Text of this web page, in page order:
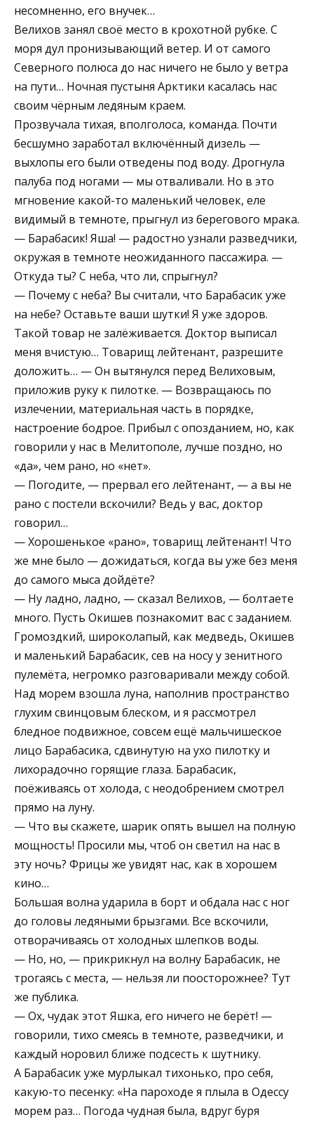
несомненно, его внучек…
Велихов занял своё место в крохотной рубке. С
моря дул пронизывающий ветер. И от самого
Северного полюса до нас ничего не было у ветра
на пути… Ночная пустыня Арктики касалась нас
своим чёрным ледяным краем.
Прозвучала тихая, вполголоса, команда. Почти
бесшумно заработал включённый дизель —
выхлопы его были отведены под воду. Дрогнула
палуба под ногами — мы отваливали. Но в это
мгновение какой-то маленький человек, еле
видимый в темноте, прыгнул из берегового мрака.
— Барабасик! Яша! — радостно узнали разведчики,
окружая в темноте неожиданного пассажира. —
Откуда ты? С неба, что ли, спрыгнул?
— Почему с неба? Вы считали, что Барабасик уже
на небе? Оставьте ваши шутки! Я уже здоров.
Такой товар не залёживается. Доктор выписал
меня вчистую… Товарищ лейтенант, разрешите
доложить… — Он вытянулся перед Велиховым,
приложив руку к пилотке. — Возвращаюсь по
излечении, материальная часть в порядке,
настроение бодрое. Прибыл с опозданием, но, как
говорили у нас в Мелитополе, лучше поздно, но
«да», чем рано, но «нет».
— Погодите, — прервал его лейтенант, — а вы не
рано с постели вскочили? Ведь у вас, доктор
говорил…
— Хорошенькое «рано», товарищ лейтенант! Что
же мне было — дожидаться, когда вы уже без меня
до самого мыса дойдёте?
— Ну ладно, ладно, — сказал Велихов, — болтаете
много. Пусть Окишев познакомит вас с заданием.
Громоздкий, широколапый, как медведь, Окишев
и маленький Барабасик, сев на носу у зенитного
пулемёта, негромко разговаривали между собой.
Над морем взошла луна, наполнив пространство
глухим свинцовым блеском, и я рассмотрел
бледное подвижное, совсем ещё мальчишеское
лицо Барабасика, сдвинутую на ухо пилотку и
лихорадочно горящие глаза. Барабасик,
поёживаясь от холода, с неодобрением смотрел
прямо на луну.
— Что вы скажете, шарик опять вышел на полную
мощность! Просили мы, чтоб он светил на нас в
эту ночь? Фрицы же увидят нас, как в хорошем
кино…
Большая волна ударила в борт и обдала нас с ног
до головы ледяными брызгами. Все вскочили,
отворачиваясь от холодных шлепков воды.
— Но, но, — прикрикнул на волну Барабасик, не
трогаясь с места, — нельзя ли поосторожнее? Тут
же публика.
— Ох, чудак этот Яшка, его ничего не берёт! —
говорили, тихо смеясь в темноте, разведчики, и
каждый норовил ближе подсесть к шутнику.
А Барабасик уже мурлыкал тихонько, про себя,
какую-то песенку: «На пароходе я плыла в Одессу
морем раз… Погода чудная была, вдруг буря